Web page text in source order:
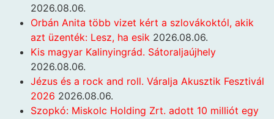
2026.08.06.
Orbán Anita több vizet kért a szlovákoktól, akik
azt üzenték: Lesz, ha esik 2026.08.06.
Kis magyar Kalinyingrád. Sátoraljaújhely
2026.08.06.
Jézus és a rock and roll. Váralja Akusztik Fesztivál
2026 2026.08.06.
Szopkó: Miskolc Holding Zrt. adott 10 milliót egy